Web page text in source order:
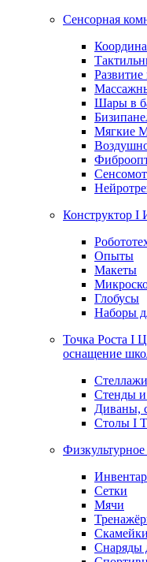
Сенсорная
Развитие
Шары в
Мягкие
Конструктор I
Опыты
Макеты
Глобусы
Наборы
Точка Роста I
оснащение
Стенды и
Диваны,
Столы I
Сетки
Мячи
Снаряды